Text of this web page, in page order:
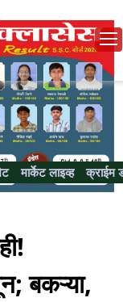
मार्केट लाइव्ह क्राईम
बकऱ्या,